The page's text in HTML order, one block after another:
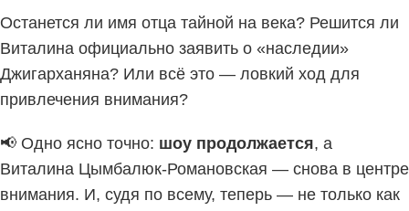
Останется ли имя отца тайной на века? Решится ли
Виталина официально заявить о «наследии»
Джигарханяна? Или всё это — ловкий ход для
привлечения внимания?
📢 Одно ясно точно: шоу продолжается, а
Виталина Цымбалюк-Романовская — снова в центре
внимания. И, судя по всему, теперь — не только как